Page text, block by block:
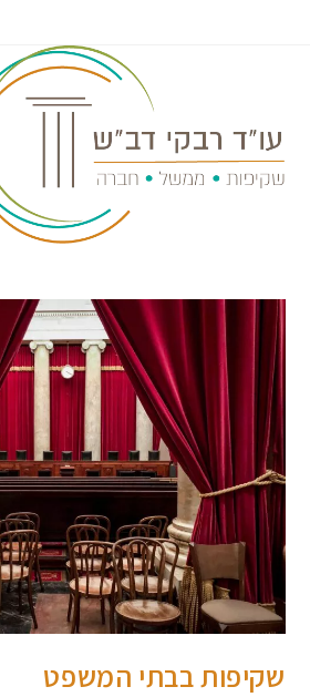
שקיפות בבתי המשפט